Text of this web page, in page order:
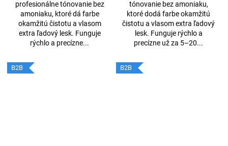
profesionálne tónovanie bez
amoniaku, ktoré dá farbe
okamžitú čistotu a vlasom
extra ľadový lesk. Funguje
rýchlo a precízne...
tónovanie bez amoniaku,
ktoré dodá farbe okamžitú
čistotu a vlasom extra ľadový
lesk. Funguje rýchlo a
precízne už za 5–20...
B2B B2B